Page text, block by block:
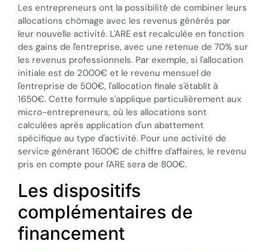
Les entrepreneurs ont la possibilité de combiner leurs
allocations chômage avec les revenus générés par
leur nouvelle activité. L'ARE est recalculée en fonction
des gains de l'entreprise, avec une retenue de 70% sur
les revenus professionnels. Par exemple, si l'allocation
initiale est de 2000€ et le revenu mensuel de
l'entreprise de 500€, l'allocation finale s'établit à
1650€. Cette formule s'applique particulièrement aux
micro-entrepreneurs, où les allocations sont
calculées après application d'un abattement
spécifique au type d'activité. Pour une activité de
service générant 1600€ de chiffre d'affaires, le revenu
pris en compte pour l'ARE sera de 800€.
Les dispositifs
complémentaires de
financement